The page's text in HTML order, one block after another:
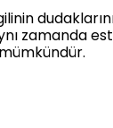
zamanda